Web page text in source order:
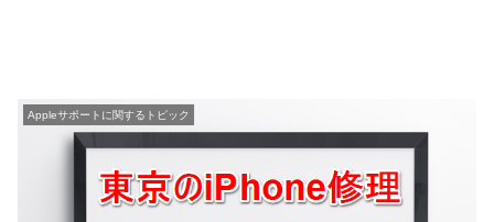
Appleサポートに関するトピック